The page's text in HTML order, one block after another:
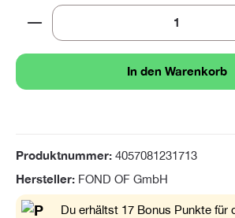
Produkt Anzahl: Gib den
In den Warenkorb
Produktnummer: 4057081231713
Hersteller: FOND OF GmbH
Du erhältst 17 Bonus Punkte für